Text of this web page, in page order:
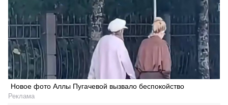
Новое фото Аллы Пугачевой вызвало беспокойство
Реклама